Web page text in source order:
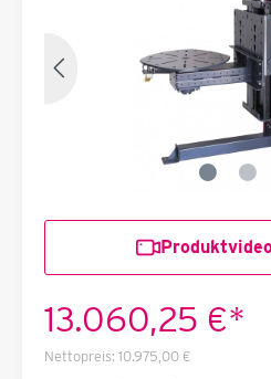
13.060,25 €*
Nettopreis: 10.975,00 €